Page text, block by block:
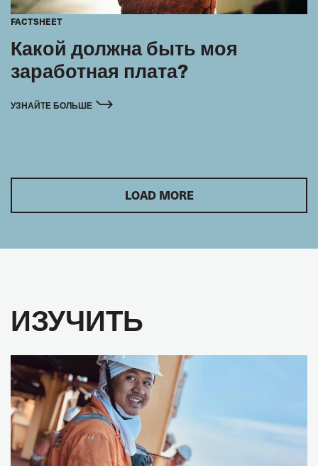
FACTSHEET
Какой должна быть моя
заработная плата?
УЗНАЙТЕ БОЛЬШЕ
LOAD MORE
ИЗУЧИТЬ